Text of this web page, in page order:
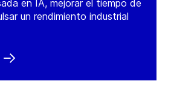
en IA, mejorar el tiempo de
un rendimiento industrial